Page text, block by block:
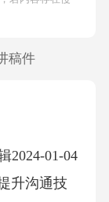
稿件
2024-01-04
升沟通技